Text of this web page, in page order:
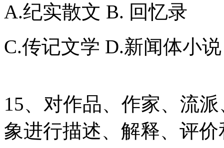
A.纪实散文 B. 回忆录
C.传记文学 D.新闻体小说
15、对作品、作家、流
象进行描述、解释、评